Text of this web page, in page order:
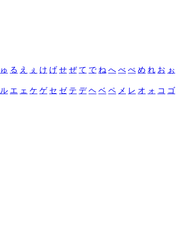
ゅ る え ぇ け げ せ ぜ て で ね へ べ ぺ め れ お ぉ
ル エ ェ ケ ゲ セ ゼ テ デ ヘ ベ ペ メ レ オ ォ コ ゴ